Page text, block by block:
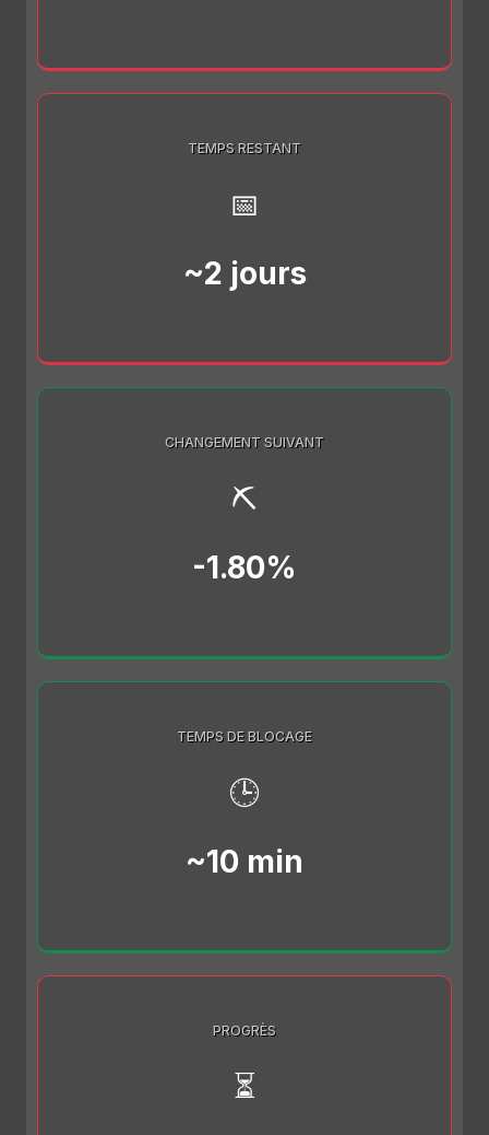
TEMPS RESTANT
📅
~2 jours
CHANGEMENT SUIVANT
⛏️
-1.80%
TEMPS DE BLOCAGE
🕒
~10 min
PROGRÈS
⏳